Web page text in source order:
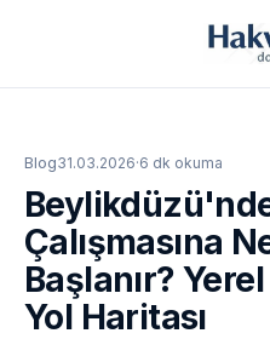
Blog31.03.2026·6 dk okuma
Çalışmasına
Başlanır?
Yol Haritası